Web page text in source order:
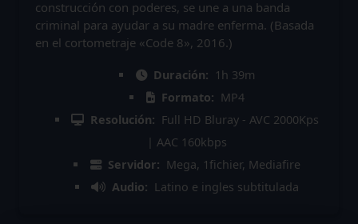
construcción con poderes, se une a una banda
criminal para ayudar a su madre enferma. (Basada
en el cortometraje «Code 8», 2016.)
Duración: 1h 39m
Formato: MP4
Resolución: Full HD Bluray - AVC 2000Kps
| AAC 160kbps
Servidor: Mega, 1fichier, Mediafire
Audio: Latino e ingles subtitulada